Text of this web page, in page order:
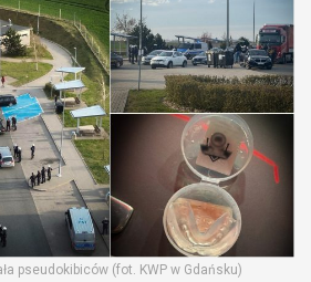
pseudokibiców (fot. KWP w Gdańsku)